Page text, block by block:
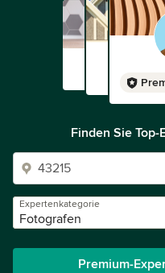
Finden Sie
Expertenkategorie
Fotografen
Premium-